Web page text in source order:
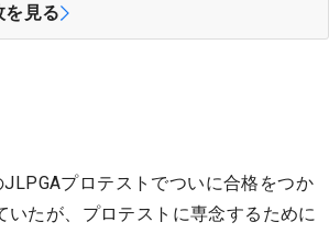
を見る
プロテストでついに合格をつか
たが、プロテストに専念するために